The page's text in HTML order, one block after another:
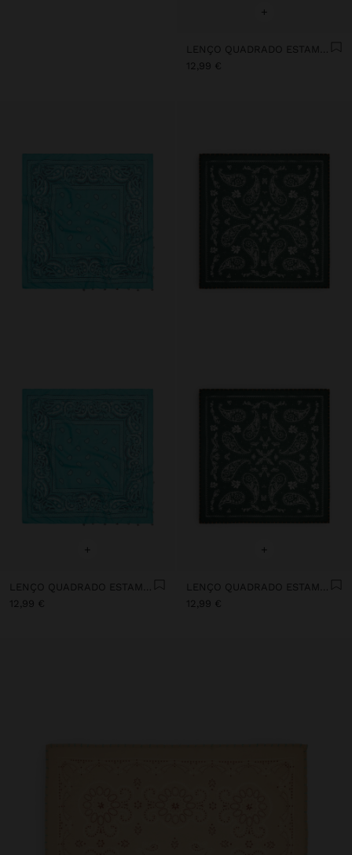
+
LENÇO QUADRADO ESTAMPADO DE ALGODÃO COM CHARMS
12,99 €
+
12,99 €
+
12,99 €